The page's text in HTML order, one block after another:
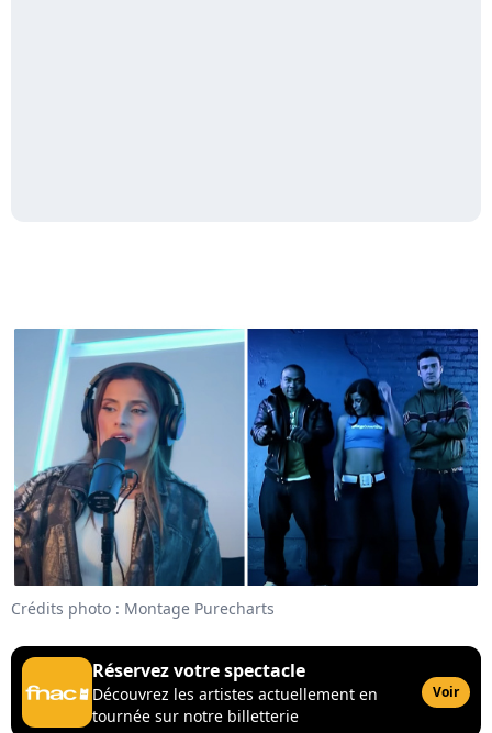
Crédits photo : Montage Purecharts
Réservez votre spectacle
Découvrez les artistes actuellement en
tournée sur notre billetterie
Voir